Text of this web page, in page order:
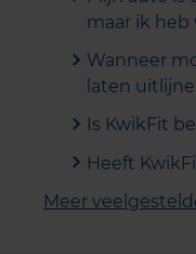
maar ik heb
Wanneer
laten
Is KwikFit
Heeft
Meer